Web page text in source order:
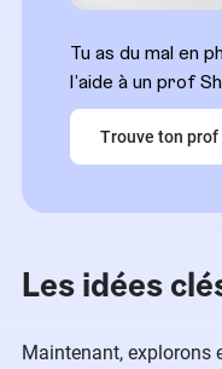
Tu as du mal en
l’aide à un prof
Trouve ton prof
Les idées
Maintenant, explorons